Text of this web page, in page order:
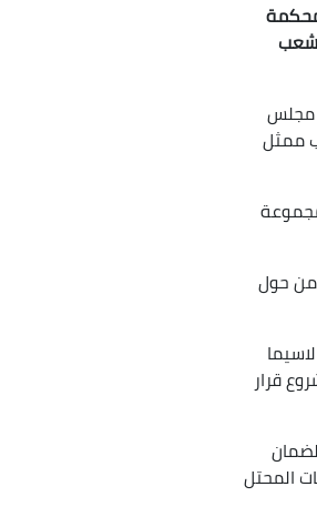
محكمة
مجلس
ممثل
حول
قرار
المحتل